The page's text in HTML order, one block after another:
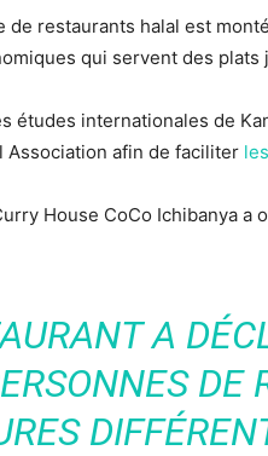
de restaurants halal est
qui servent des plats
études internationales de
Association afin de faciliter
House CoCo Ichibanya a
A
DE